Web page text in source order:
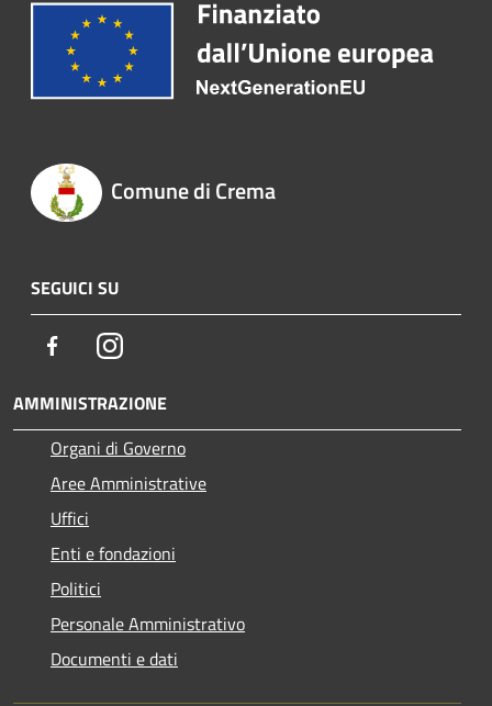
Comune di Crema
SEGUICI SU
FacebookInstagram
AMMINISTRAZIONE
Organi di Governo
Aree Amministrative
Uffici
Enti e fondazioni
Politici
Personale Amministrativo
Documenti e dati